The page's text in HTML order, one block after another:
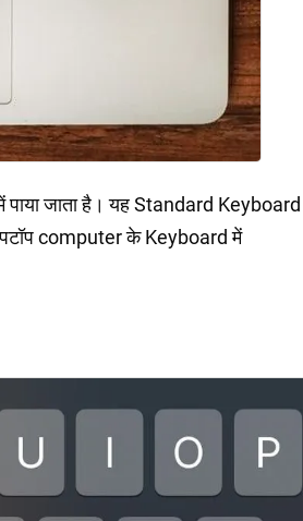
जाता है। यह Standard Keyboard
computer के Keyboard में